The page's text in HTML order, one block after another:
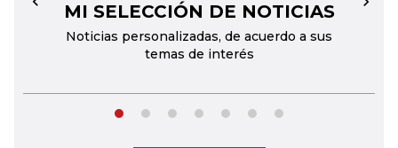
MI SELECCIÓN DE NOTICIAS
Noticias personalizadas, de acuerdo a sus
temas de interés
← →